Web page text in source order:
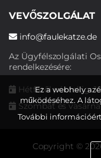
VEVŐSZOLGÁLAT
info@faulekatze.de
Az Ügyfélszolgálati
rendelkezésére:
Hétfőtől péntekig:
Szombat és
Copyright ©
Ez a webhely
működéséhez. A
További